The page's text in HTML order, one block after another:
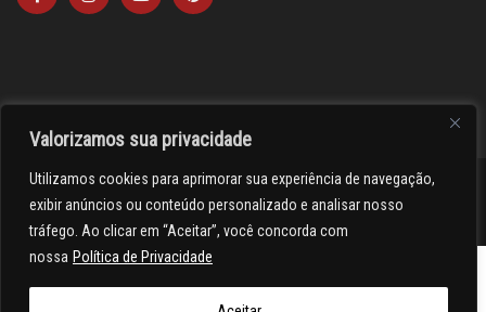
Valorizamos sua privacidade
Utilizamos cookies para aprimorar sua experiência de navegação,
exibir anúncios ou conteúdo personalizado e analisar nosso
tráfego. Ao clicar em “Aceitar”, você concorda com
nossa Política de Privacidade
><(((º> 17